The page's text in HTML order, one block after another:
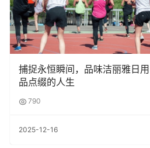
捕捉永恒瞬间，品味洁丽雅日用
品点缀的人生
790
2025-12-16